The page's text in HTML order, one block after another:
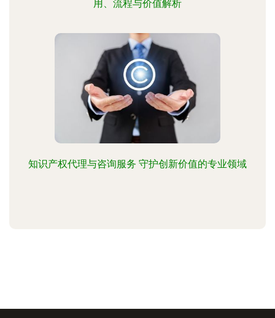
用、流程与价值解析
知识产权代理与咨询服务 守护创新价值的专业领域